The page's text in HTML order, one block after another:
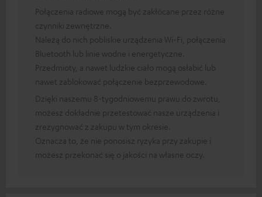
Połączenia radiowe mogą być zakłócane przez różne
czynniki zewnętrzne.
Należą do nich pobliskie urządzenia Wi-Fi, połączenia
Bluetooth lub linie wodne i energetyczne.
Przedmioty, a nawet ludzkie ciało mogą osłabić lub
nawet zablokować połączenie bezprzewodowe.
Dzięki naszemu 8-tygodniowemu prawu do zwrotu,
możesz dokładnie przetestować nasze urządzenia i
zrezygnować z zakupu w tym okresie.
Oznacza to, że nie ponosisz ryzyka przy zakupie i
możesz przekonać się o jakości na własne oczy.